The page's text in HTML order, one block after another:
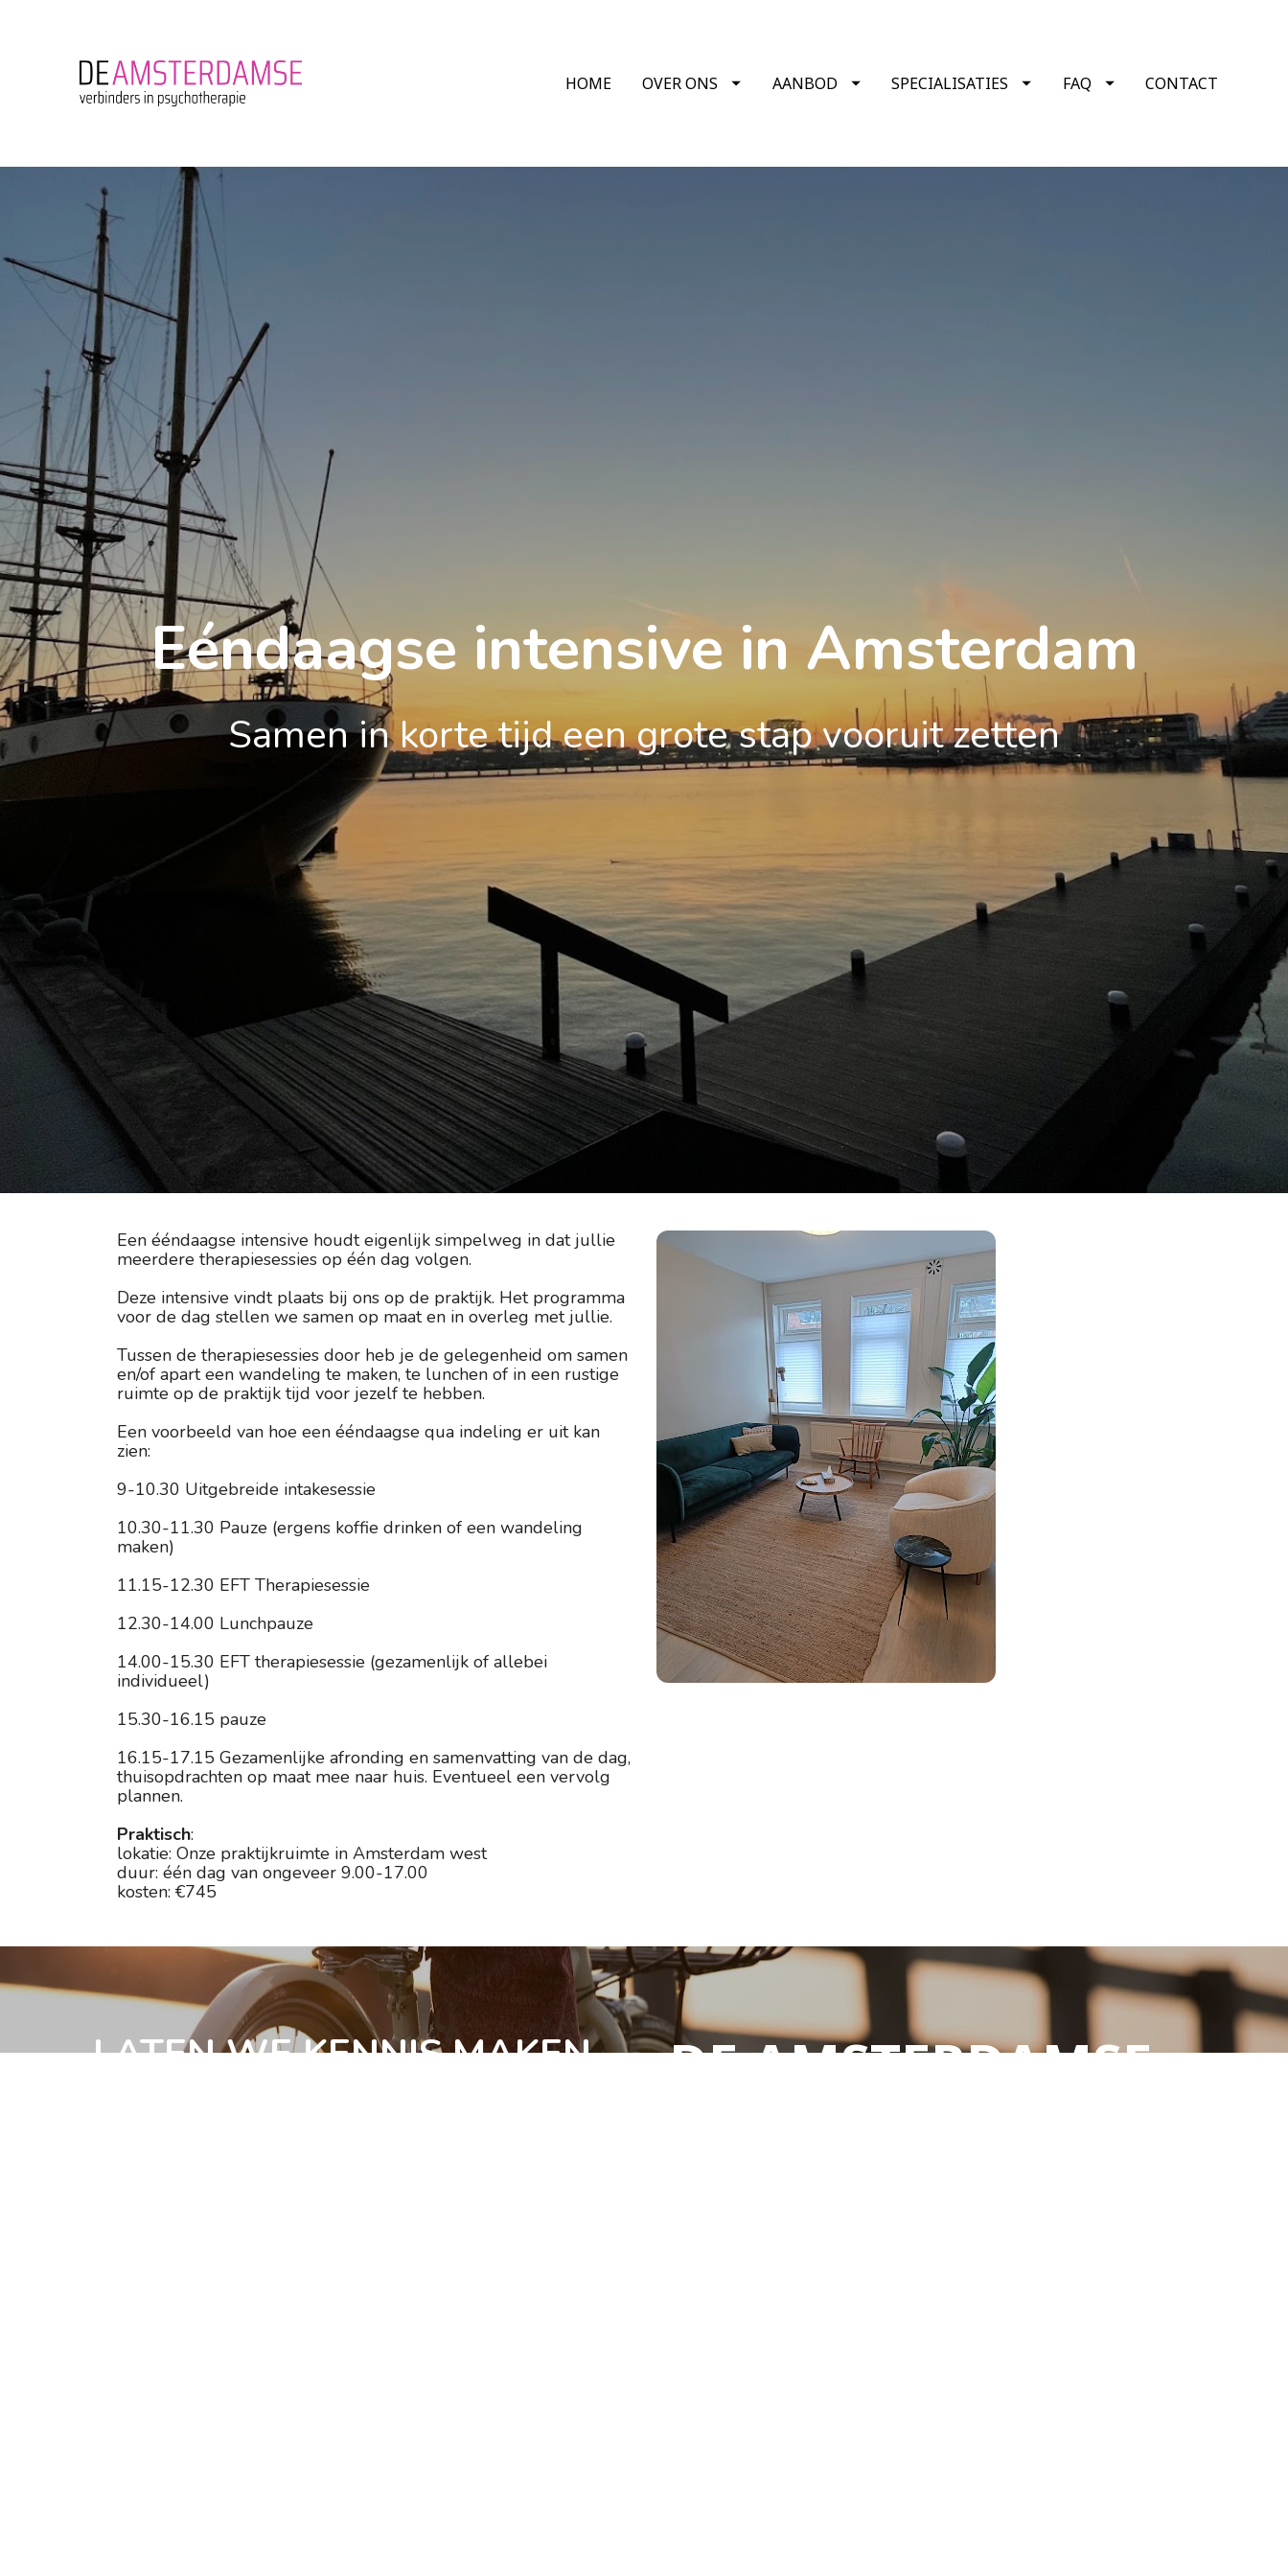
HOME OVER ONS AANBOD SPECIALISATIES FAQ CONTACT
Eéndaagse intensive in Amsterdam
Samen in korte tijd een grote stap vooruit zetten
Een ééndaagse intensive houdt eigenlijk simpelweg in dat jullie
meerdere therapiesessies op één dag volgen.
Deze intensive vindt plaats bij ons op de praktijk. Het programma
voor de dag stellen we samen op maat en in overleg met jullie.
Tussen de therapiesessies door heb je de gelegenheid om samen
en/of apart een wandeling te maken, te lunchen of in een rustige
ruimte op de praktijk tijd voor jezelf te hebben.
Een voorbeeld van hoe een ééndaagse qua indeling er uit kan
zien:
9-10.30 Uitgebreide intakesessie
10.30-11.30 Pauze (ergens koffie drinken of een wandeling
maken)
11.15-12.30 EFT Therapiesessie
12.30-14.00 Lunchpauze
14.00-15.30 EFT therapiesessie (gezamenlijk of allebei
individueel)
15.30-16.15 pauze
16.15-17.15 Gezamenlijke afronding en samenvatting van de dag,
thuisopdrachten op maat mee naar huis. Eventueel een vervolg
plannen.
Praktisch:
lokatie: Onze praktijkruimte in Amsterdam west
duur: één dag van ongeveer 9.00-17.00
kosten: €745
LATEN WE KENNIS MAKEN DE AMSTERDAMSE